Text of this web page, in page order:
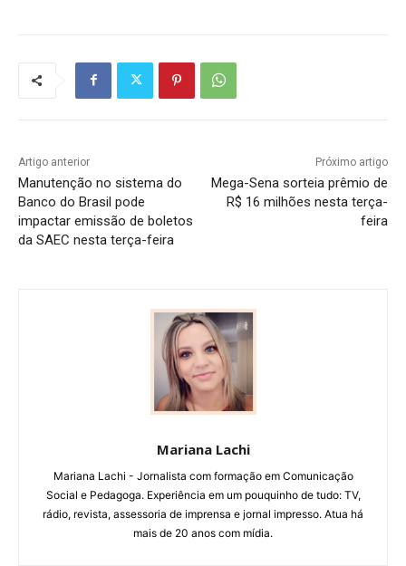
Artigo anterior
Manutenção no sistema do
Banco do Brasil pode
impactar emissão de boletos
da SAEC nesta terça-feira
Próximo artigo
Mega-Sena sorteia prêmio de
R$ 16 milhões nesta terça-
feira
Mariana Lachi
Mariana Lachi - Jornalista com formação em Comunicação
Social e Pedagoga. Experiência em um pouquinho de tudo: TV,
rádio, revista, assessoria de imprensa e jornal impresso. Atua há
mais de 20 anos com mídia.